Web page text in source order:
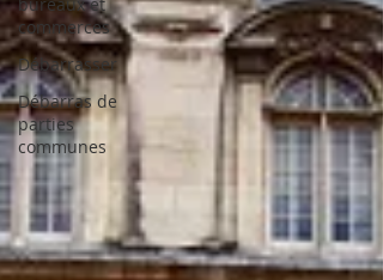
commerces
Débarrasser
Débarras de
parties
communes